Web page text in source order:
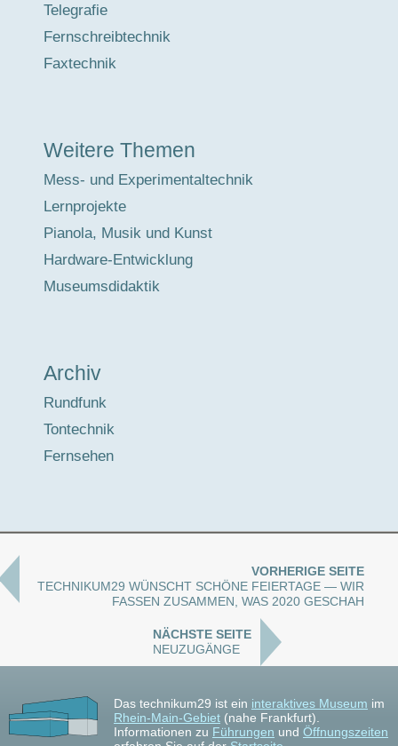
Telegrafie
Fernschreibtechnik
Faxtechnik
Weitere Themen
Mess- und Experimentaltechnik
Lernprojekte
Pianola, Musik und Kunst
Hardware-Entwicklung
Museumsdidaktik
Archiv
Rundfunk
Tontechnik
Fernsehen
VORHERIGE SEITE
TECHNIKUM29 WÜNSCHT SCHÖNE FEIERTAGE — WIR
FASSEN ZUSAMMEN, WAS 2020 GESCHAH
NÄCHSTE SEITE
NEUZUGÄNGE
Das technikum29 ist ein interaktives Museum im
Rhein-Main-Gebiet (nahe Frankfurt).
Informationen zu Führungen und Öffnungszeiten